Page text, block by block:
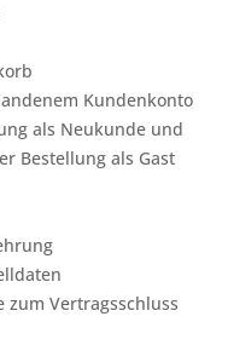
Kundenkonto
als Neukunde und
Bestellung als Gast
Vertragsschluss